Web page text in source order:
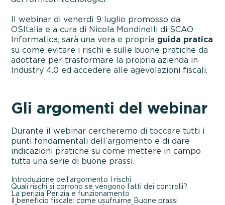
Il webinar di venerdì 9 luglio promosso da
OSItalia e a cura di Nicola Mondinelli di SCAO
Informatica, sarà una vera e propria guida pratica
su come evitare i rischi e sulle buone pratiche da
adottare per trasformare la propria azienda in
Industry 4.0 ed accedere alle agevolazioni fiscali.
Gli argomenti del webinar
Durante il webinar cercheremo di toccare tutti i
punti fondamentali dell’argomento e di dare
indicazioni pratiche su come mettere in campo
tutta una serie di buone prassi.
Introduzione dell’argomento I rischi
Quali rischi si corrono se vengono fatti dei controlli?
La perizia Perizia e funzionamento
Il beneficio fiscale: come usufruirne Buone prassi